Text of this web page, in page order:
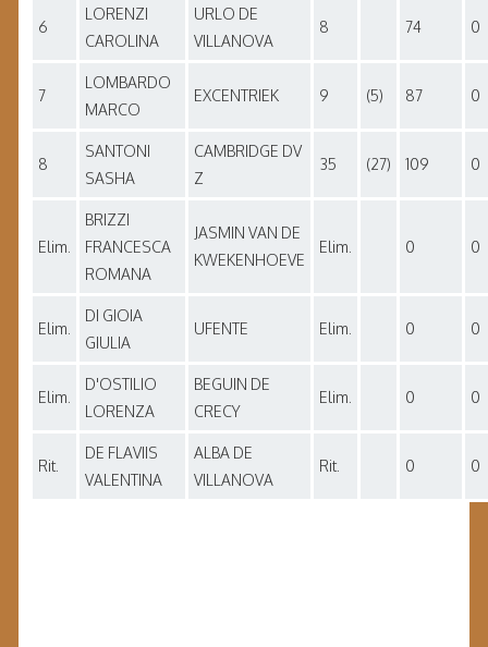
6
LORENZI
CAROLINA
URLO DE
VILLANOVA
8 74 0
7
LOMBARDO
MARCO
EXCENTRIEK 9 (5) 87 0
8
SANTONI
SASHA
CAMBRIDGE DV
Z
35 (27) 109 0
Elim.
BRIZZI
FRANCESCA
ROMANA
JASMIN VAN DE
KWEKENHOEVE
Elim. 0 0
Elim.
DI GIOIA
GIULIA
UFENTE Elim. 0 0
Elim.
D'OSTILIO
LORENZA
BEGUIN DE
CRECY
Elim. 0 0
Rit.
DE FLAVIIS
VALENTINA
ALBA DE
VILLANOVA
Rit. 0 0